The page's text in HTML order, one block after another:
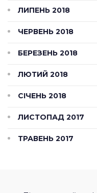
ЛИПЕНЬ 2018
ЧЕРВЕНЬ 2018
БЕРЕЗЕНЬ 2018
ЛЮТИЙ 2018
СІЧЕНЬ 2018
ЛИСТОПАД 2017
ТРАВЕНЬ 2017